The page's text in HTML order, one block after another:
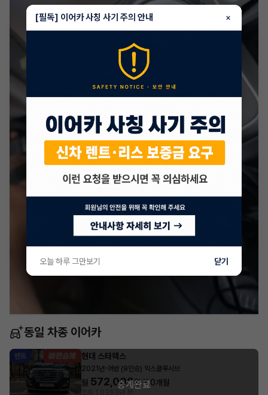
동일 차종 이어카
렌트 현대 스타렉스
2021년· 어반 (9인승) 익스클루시브
월 572,000원 X0개월
승계완료
[필독] 이어카 사칭 사기 주의 안내 ×
오늘 하루 그만보기 닫기